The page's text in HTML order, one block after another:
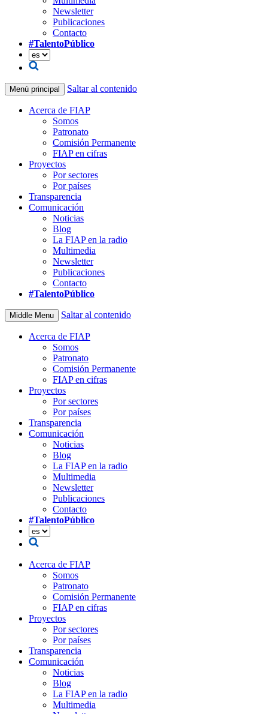
Newsletter
Publicaciones
Contacto
#TalentoPúblico
Menú principal Saltar al contenido
Acerca de FIAP
Somos
Patronato
Comisión Permanente
FIAP en cifras
Proyectos
Por sectores
Por países
Transparencia
Comunicación
Noticias
Blog
La FIAP en la radio
Multimedia
Newsletter
Publicaciones
Contacto
#TalentoPúblico
Middle Menu Saltar al contenido
Acerca de FIAP
Somos
Patronato
Comisión Permanente
FIAP en cifras
Proyectos
Por sectores
Por países
Transparencia
Comunicación
Noticias
Blog
La FIAP en la radio
Multimedia
Newsletter
Publicaciones
Contacto
#TalentoPúblico
Acerca de FIAP
Somos
Patronato
Comisión Permanente
FIAP en cifras
Proyectos
Por sectores
Por países
Transparencia
Comunicación
Noticias
Blog
La FIAP en la radio
Multimedia